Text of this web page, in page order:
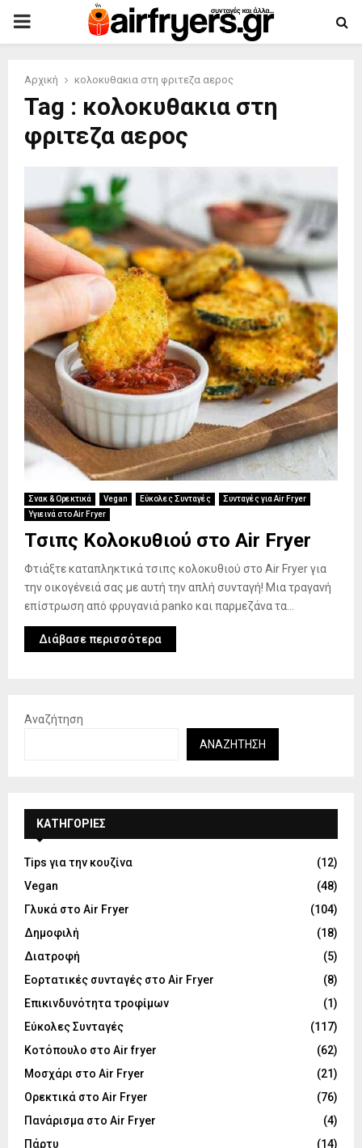
PRIMARY
Αρχική κολοκυθακια στη φριτεζα αερος
Tag : κολοκυθακια στη
φριτεζα αερος
Σνακ & Ορεκτικά Vegan Εύκολες Συνταγές
Συνταγές για Air Fryer
Υγιεινά στο Air Fryer
Τσιπς Κολοκυθιού στο Air Fryer
Φτιάξτε καταπληκτικά τσιπς κολοκυθιού στο Air Fryer για
την οικογένειά σας με αυτή την απλή συνταγή! Μια τραγανή
επίστρωση από φρυγανιά panko και παρμεζάνα τα...
Διάβασε περισσότερα
Αναζήτηση
ΑΝΑΖΉΤΗΣΗ
KΑΤΗΓΟΡΊΕΣ
Tips για την κουζίνα
(12)
Vegan
(48)
Γλυκά στο Air Fryer
(104)
Δημοφιλή
(18)
Διατροφή
(5)
Εορτατικές συνταγές στο Air Fryer
(8)
Επικινδυνότητα τροφίμων
(1)
Εύκολες Συνταγές
(117)
Κοτόπουλο στο Air fryer
(62)
Μοσχάρι στο Air Fryer
(21)
Ορεκτικά στο Air Fryer
(76)
Πανάρισμα στο Air Fryer
(4)
Πάρτυ
(14)